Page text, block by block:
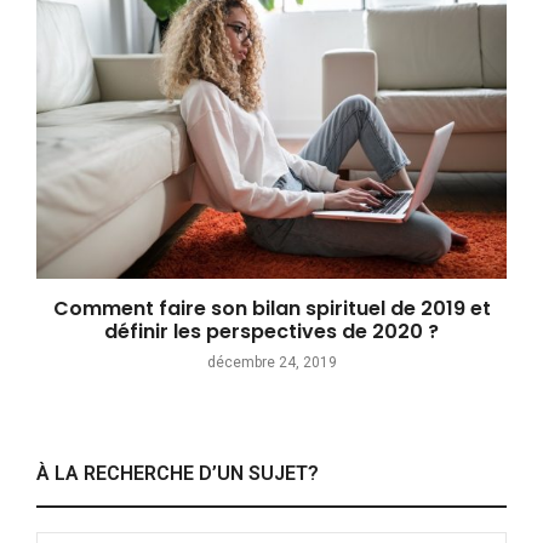
Comment faire son bilan spirituel de 2019 et
définir les perspectives de 2020 ?
décembre 24, 2019
À LA RECHERCHE D’UN SUJET?